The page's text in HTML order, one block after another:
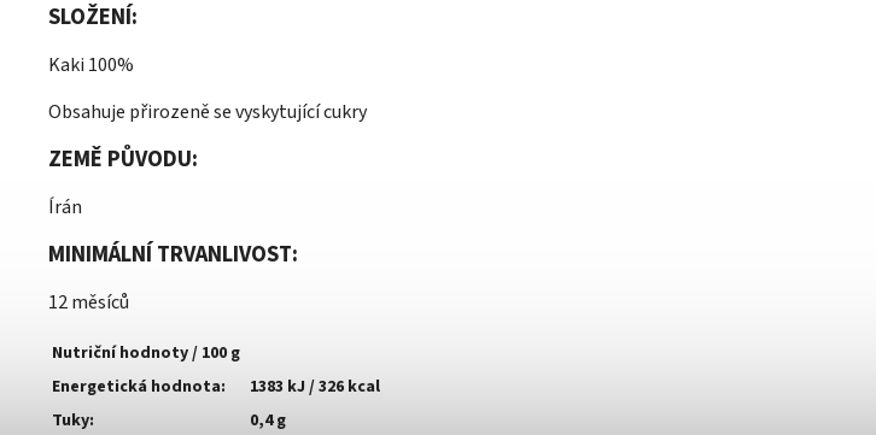
SLOŽENÍ:
Kaki 100%
Obsahuje přirozeně se vyskytující cukry
ZEMĚ PŮVODU:
Írán
MINIMÁLNÍ TRVANLIVOST:
12 měsíců
Nutriční hodnoty / 100 g
Energetická hodnota:
1383 kJ / 326 kcal
Tuky:
0,4 g